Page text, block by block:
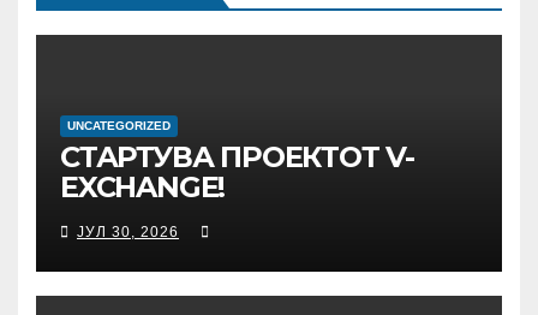
UNCATEGORIZED
СТАРТУВА ПРОЕКТОТ V-
EXCHANGE!
УНИВЕРЗИТЕТОТ „МАЈКА
ТЕРЕЗА“ ВО СКОПЈЕ ЈА
ПРЕДВОДИ
МЕЃУНАРОДНАТА
ЈУЛ 30, 2026